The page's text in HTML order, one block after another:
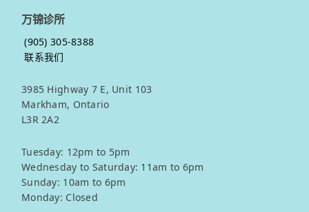
万锦诊所
(905) 305-8388
联系我们
3985 Highway 7 E, Unit 103
Markham, Ontario
L3R 2A2
Tuesday: 12pm to 5pm
Wednesday to Saturday: 11am to 6pm
Sunday: 10am to 6pm
Monday: Closed